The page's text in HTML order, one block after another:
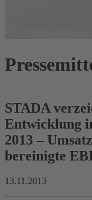
STADA
Entwicklung
2013 –
bereinigte
13.11.2013